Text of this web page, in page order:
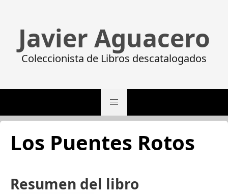
Javier Aguacero
Coleccionista de Libros descatalogados
Los Puentes Rotos
Resumen del libro